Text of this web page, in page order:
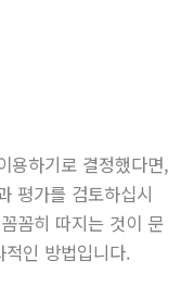
용하기로 결정했다면,
평가를 검토하십시
꼼히 따지는 것이 문
인 방법입니다.